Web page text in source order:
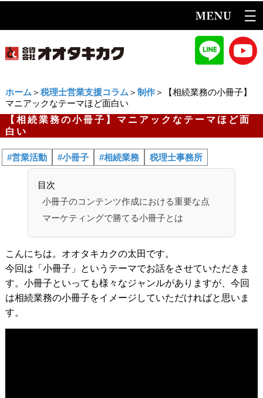
ホーム ＞ 税理士営業支援コラム ＞ 制作＞【相続業務の小冊子】
マニアックなテーマほど面白い
【相続業務の小冊子】マニアックなテーマほど面
白い
#営業活動 #小冊子 #相続業務 税理士事務所
目次
小冊子のコンテンツ作成における重要な点
マーケティングで勝てる小冊子とは
こんにちは。オオタキカクの太田です。
今回は「小冊子」というテーマでお話をさせていただきま
す。小冊子といっても様々なジャンルがありますが、今回
は相続業務の小冊子をイメージしていただければと思いま
す。